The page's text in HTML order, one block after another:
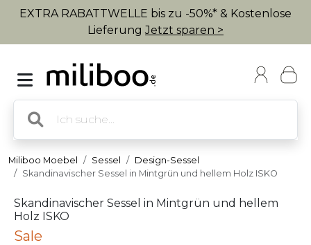
EXTRA RABATTWELLE bis zu -50%* & Kostenlose
LieferungJetzt sparen >
Miliboo Moebel Sessel
Design-Sessel
Skandinavischer Sessel in Mintgrün und hellem Holz ISKO
Skandinavischer Sessel in Mintgrün und hellem
Holz ISKO
Sale